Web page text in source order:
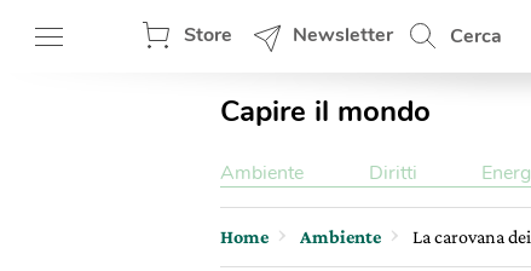
Store Newsletter Cerca
Capire il mondo
Ambiente Diritti
Home Ambiente La carovana